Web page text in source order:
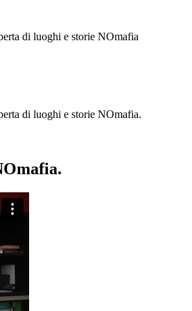
di luoghi e storie NOmafia
di luoghi e storie NOmafia.